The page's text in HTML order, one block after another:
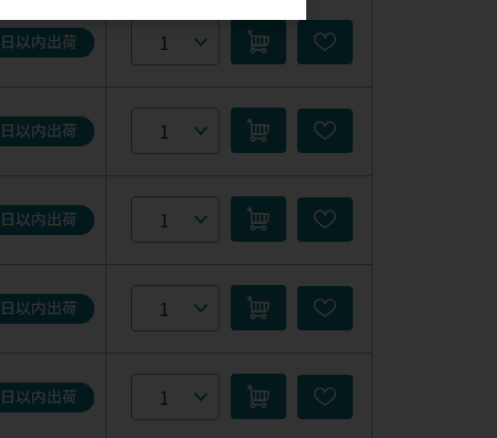
以内出荷
以内出荷
以内出荷
以内出荷
以内出荷